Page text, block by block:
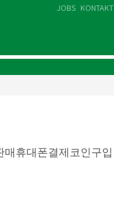
JOBS KONTAKT
매휴대폰결제코인구입